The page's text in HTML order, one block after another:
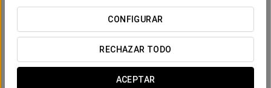
CONFIGURAR
RECHAZAR TODO
ACEPTAR
masaje craneal hindú
desconectar por completo y liberar la mente. Este
tratamiento ayuda a reducir la fatiga mental, aliviar la
tensión facial y revitalizar el cuero cabelludo, aportando una
agradable sensación de calma y bienestar desde el primer